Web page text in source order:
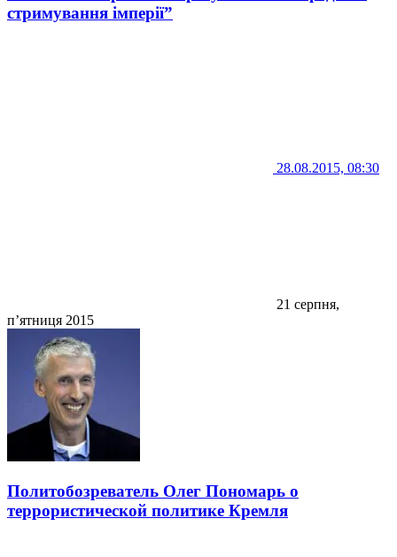
стримування імперії”
28.08.2015, 08:30
21 серпня,
п’ятниця 2015
Политобозреватель Олег Пономарь о
террористической политике Кремля